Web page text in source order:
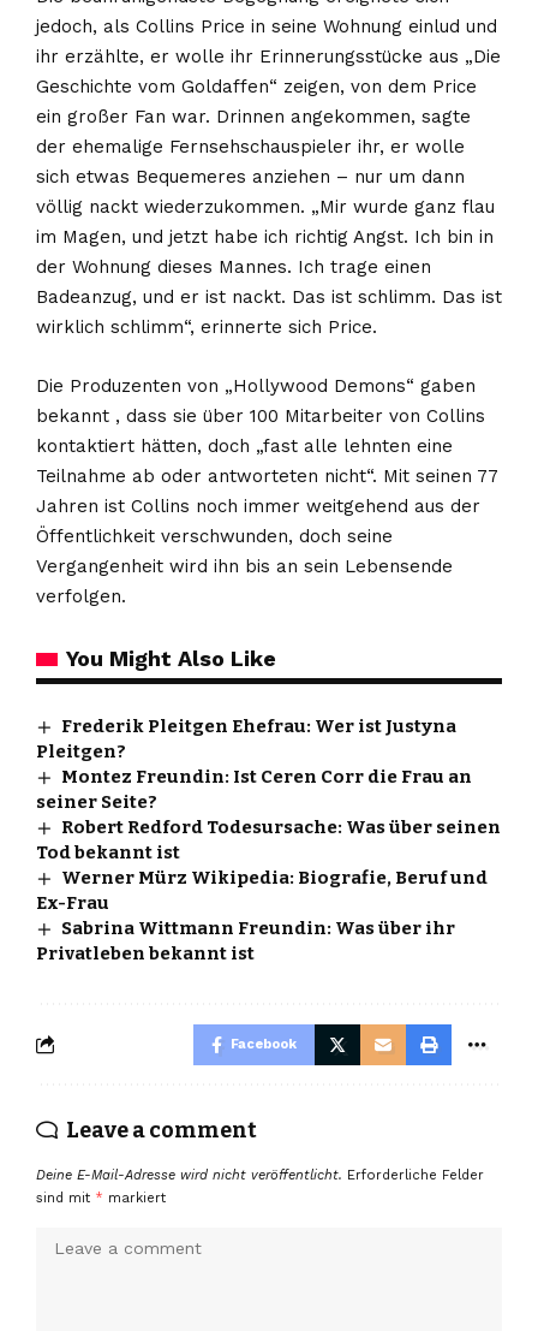
jedoch, als Collins Price in seine Wohnung einlud und
ihr erzählte, er wolle ihr Erinnerungsstücke aus „Die
Geschichte vom Goldaffen“ zeigen, von dem Price
ein großer Fan war. Drinnen angekommen, sagte
der ehemalige Fernsehschauspieler ihr, er wolle
sich etwas Bequemeres anziehen – nur um dann
völlig nackt wiederzukommen. „Mir wurde ganz flau
im Magen, und jetzt habe ich richtig Angst. Ich bin in
der Wohnung dieses Mannes. Ich trage einen
Badeanzug, und er ist nackt. Das ist schlimm. Das ist
wirklich schlimm“, erinnerte sich Price.
Die Produzenten von „Hollywood Demons“ gaben
bekannt , dass sie über 100 Mitarbeiter von Collins
kontaktiert hätten, doch „fast alle lehnten eine
Teilnahme ab oder antworteten nicht“. Mit seinen 77
Jahren ist Collins noch immer weitgehend aus der
Öffentlichkeit verschwunden, doch seine
Vergangenheit wird ihn bis an sein Lebensende
verfolgen.
You Might Also Like
Frederik Pleitgen Ehefrau: Wer ist Justyna
Pleitgen?
Montez Freundin: Ist Ceren Corr die Frau an
seiner Seite?
Robert Redford Todesursache: Was über seinen
Tod bekannt ist
Werner Mürz Wikipedia: Biografie, Beruf und
Ex-Frau
Sabrina Wittmann Freundin: Was über ihr
Privatleben bekannt ist
Facebook
Leave a comment
Deine E-Mail-Adresse wird nicht veröffentlicht. Erforderliche Felder
sind mit * markiert